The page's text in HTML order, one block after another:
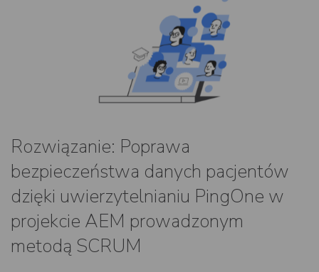
Rozwiązanie: Poprawa
bezpieczeństwa danych pacjentów
dzięki uwierzytelnianiu PingOne w
projekcie AEM prowadzonym
metodą SCRUM